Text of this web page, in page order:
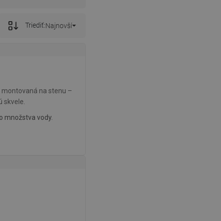
Triediť:Najnovší
montovaná na stenu –
skvele.
množstva vody.